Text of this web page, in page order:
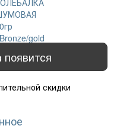
скидки